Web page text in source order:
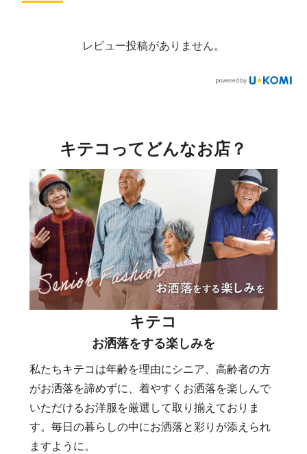
レビュー投稿がありません。
キテコってどんなお店？
キテコ
お洒落をする楽しみを
私たちキテコは年齢を理由にシニア、高齢者の方
がお洒落を諦めずに、着やすくお洒落を楽しんで
いただけるお洋服を厳選して取り揃えておりま
す。毎日の暮らしの中にお洒落と彩りが添えられ
ますように。